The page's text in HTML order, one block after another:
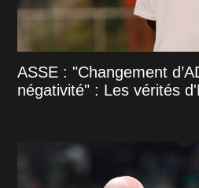
ASSE : "Changement
négativité" : Les vérités